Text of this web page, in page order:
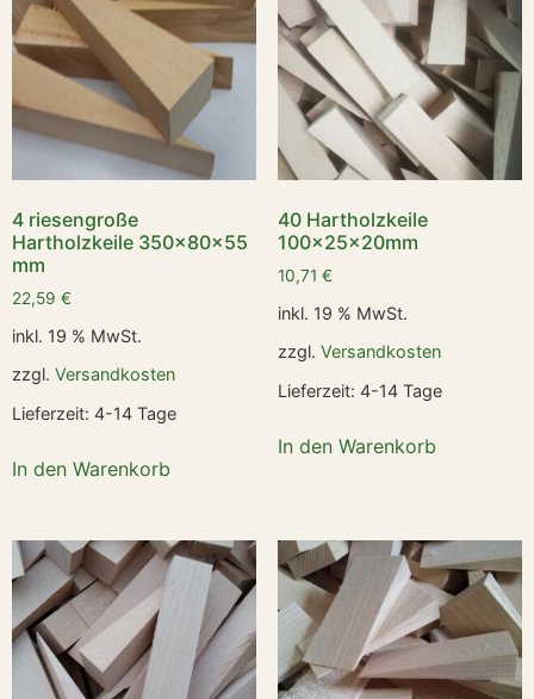
4 riesengroße
Hartholzkeile 350x80x55
mm
22,59 €
inkl. 19 % MwSt.
zzgl. Versandkosten
Lieferzeit: 4-14 Tage
In den Warenkorb
40 Hartholzkeile
100x25x20mm
10,71 €
inkl. 19 % MwSt.
zzgl. Versandkosten
Lieferzeit: 4-14 Tage
In den Warenkorb